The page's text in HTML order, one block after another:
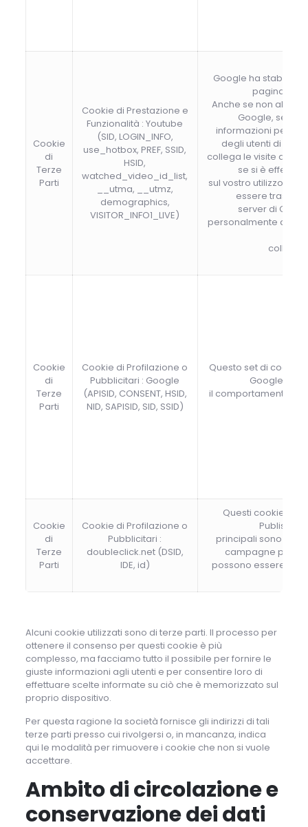
Cookie
di
Terze
Parti
Cookie di Prestazione e
Funzionalità : Youtube
(SID, LOGIN_INFO,
use_hotbox, PREF, SSID,
HSID,
watched_video_id_list,
__utma, __utmz,
demographics,
VISITOR_INFO1_LIVE)
Google ha stabilito
pagina che
Anche se non
Google,
informazioni per
degli utenti di
collega le visite al
se si è
sul vostro utilizzo del
essere
server di
personalmente a
Cookie
di
Terze
Parti
Cookie di Profilazione o
Pubblicitari : Google
(APISID, CONSENT, HSID,
NID, SAPISID, SID, SSID)
Questo set di cookie
Google e
il comportamento
Cookie
di
Terze
Parti
Cookie di Profilazione o
Pubblicitari :
doubleclick.net (DSID,
IDE, id)
Questi cookie
principali sono
campagne
possono essere
Alcuni cookie utilizzati sono di terze parti. Il processo per
ottenere il consenso per questi cookie è più
complesso, ma facciamo tutto il possibile per fornire le
giuste informazioni agli utenti e per consentire loro di
effettuare scelte informate su ciò che è memorizzato sul
proprio dispositivo.
Per questa ragione la società fornisce gli indirizzi di tali
terze parti presso cui rivolgersi o, in mancanza, indica
qui le modalità per rimuovere i cookie che non si vuole
accettare.
Ambito di circolazione e
conservazione dei dati